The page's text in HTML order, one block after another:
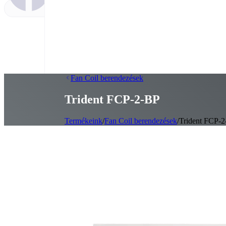
Fan Coil berendezések
Trident FCP‑2‑BP
Termékeink/Fan Coil berendezések/Trident FCP-